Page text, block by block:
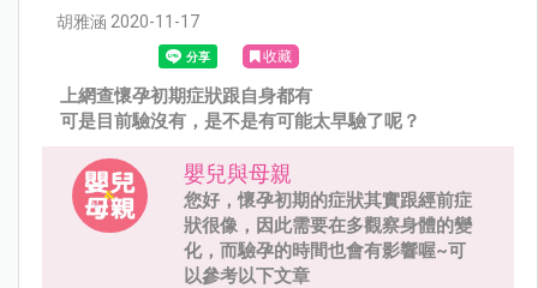
胡雅涵 2020-11-17
收藏
上網查懷孕初期症狀跟自身都有
可是目前驗沒有，是不是有可能太早驗了呢？
嬰兒與母親
您好，懷孕初期的症狀其實跟經前症
狀很像，因此需要在多觀察身體的變
化，而驗孕的時間也會有影響喔~可
以參考以下文章